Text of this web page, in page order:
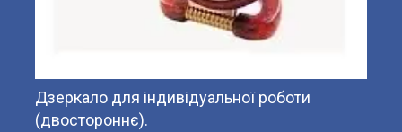
Дзеркало для індивідуальної роботи
(двостороннє).